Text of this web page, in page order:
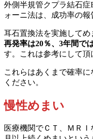
外側半規管クプラ結石
ォーニ法は、成功率の報
耳石置換法を実施してめ
再発率は20％、3年間で
す。これは参考にして頂
これらはあくまで確率
ください。
慢性めまい
医療機関でＣＴ、ＭＲ